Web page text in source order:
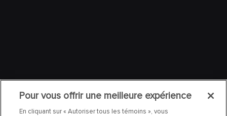
Pour vous offrir une meilleure expérience
En cliquant sur « Autoriser tous les témoins », vous